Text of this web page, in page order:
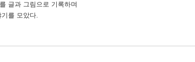
글과 그림으로 기록하며
를 모았다.